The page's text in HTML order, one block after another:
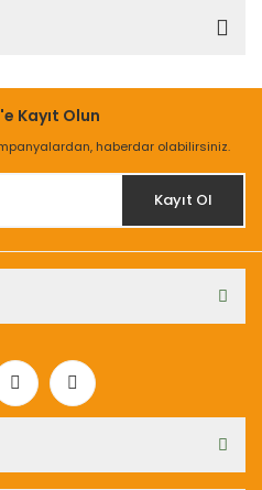
Kayıt Olun
haberdar olabilirsiniz.
Kayıt Ol